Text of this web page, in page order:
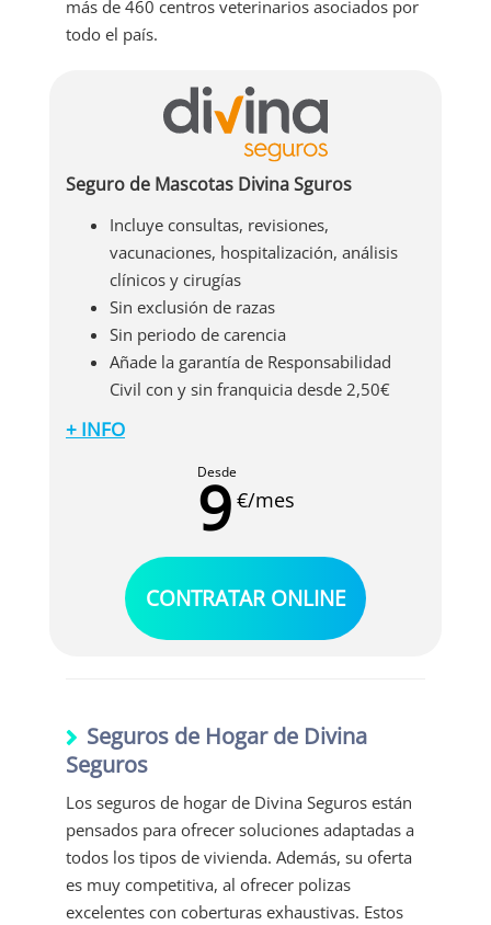
más de 460 centros veterinarios asociados por
todo el país.
Seguro de Mascotas Divina Sguros
Incluye consultas, revisiones,
vacunaciones, hospitalización, análisis
clínicos y cirugías
Sin exclusión de razas
Sin periodo de carencia
Añade la garantía de Responsabilidad
Civil con y sin franquicia desde 2,50€
Además de lo anterior, este seguro para perros
y gatos también incluye las siguientes
Dos videoconsultas al año
Certificaciones y servicio de orientación
telefónica
+ INFO
Desde
9 €/mes
CONTRATAR ONLINE
Seguros de Hogar de Divina
Seguros
Los seguros de hogar de Divina Seguros están
pensados para ofrecer soluciones adaptadas a
todos los tipos de vivienda. Además, su oferta
es muy competitiva, al ofrecer polizas
excelentes con coberturas exhaustivas. Estos